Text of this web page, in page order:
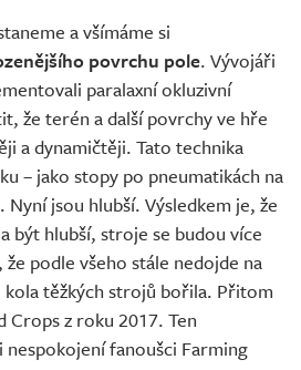
a všímáme si
povrchu pole. Vývojáři
paralaxní okluzivní
že terén a další povrchy ve hře
a dynamičtěji. Tato technika
– jako stopy po pneumatikách na
jsou hlubší. Výsledkem je, že
být hlubší, stroje se budou více
podle všeho stále nedojde na
kola těžkých strojů bořila. Přitom
Crops z roku 2017. Ten
fanoušci Farming